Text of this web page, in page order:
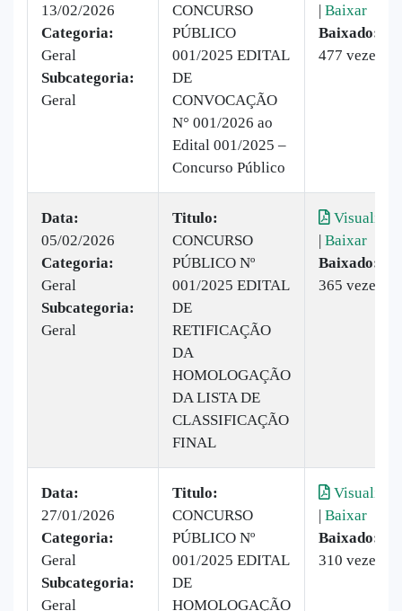
13/02/2026
Categoria:
Geral
Subcategoria:
Geral
CONCURSO
PÚBLICO
001/2025 EDITAL
DE
CONVOCAÇÃO
N° 001/2026 ao
Edital 001/2025 –
Concurso Público
| Baixar
Baixado:
477 vezes
Data:
05/02/2026
Categoria:
Geral
Subcategoria:
Geral
Titulo:
CONCURSO
PÚBLICO Nº
001/2025 EDITAL
DE
RETIFICAÇÃO
DA
HOMOLOGAÇÃO
DA LISTA DE
CLASSIFICAÇÃO
FINAL
Visualizar
| Baixar
Baixado:
365 vezes
Data:
27/01/2026
Categoria:
Geral
Subcategoria:
Geral
Titulo:
CONCURSO
PÚBLICO Nº
001/2025 EDITAL
DE
HOMOLOGAÇÃO
Visualizar
| Baixar
Baixado:
310 vezes